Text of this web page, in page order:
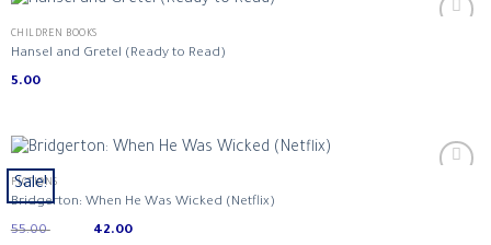
CHILDREN BOOKS
Hansel and Gretel (Ready to Read)
5.00
Sale!
FICTIONS
Bridgerton: When He Was Wicked (Netflix)
55.00
Original
price 42.00